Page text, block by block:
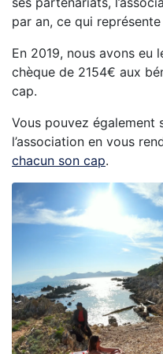
par an, ce qui
En 2019, nous avons eu
chèque de 2154€ aux
cap.
Vous pouvez également
l’association en vous
chacun son cap.